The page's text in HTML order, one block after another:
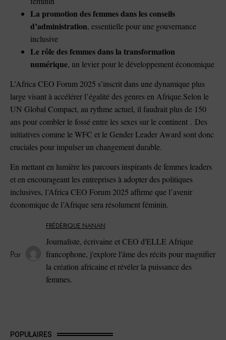
La promotion des femmes dans les conseils
d’administration, essentielle pour une gouvernance
inclusive
Le rôle des femmes dans la transformation
numérique, un levier pour le développement économique
L’Africa CEO Forum 2025 s’inscrit dans une dynamique plus
large visant à accélérer l’égalité des genres en Afrique.Selon le
UN Global Compact, au rythme actuel, il faudrait plus de 150
ans pour combler le fossé entre les sexes sur le continent . Des
initiatives comme le WFC et le Gender Leader Award sont donc
cruciales pour impulser un changement durable.
En mettant en lumière les parcours inspirants de femmes leaders
et en encourageant les entreprises à adopter des politiques
inclusives, l’Africa CEO Forum 2025 affirme que l’avenir
économique de l’Afrique sera résolument féminin.
FRÉDÉRIQUE NANAN
Journaliste, écrivaine et CEO d'ELLE Afrique
francophone, j'explore l'âme des récits pour magnifier
la création africaine et révéler la puissance des
femmes.
POPULAIRES